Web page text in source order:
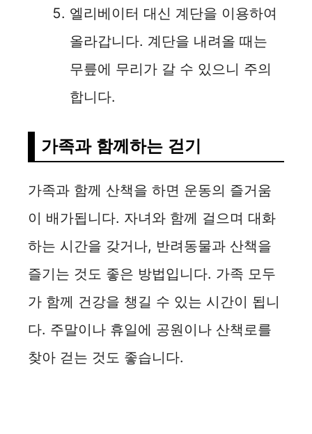
엘리베이터 대신 계단을 이용하여
올라갑니다. 계단을 내려올 때는
무릎에 무리가 갈 수 있으니 주의
합니다.
가족과 함께하는 걷기
가족과 함께 산책을 하면 운동의 즐거움
이 배가됩니다. 자녀와 함께 걸으며 대화
하는 시간을 갖거나, 반려동물과 산책을
즐기는 것도 좋은 방법입니다. 가족 모두
가 함께 건강을 챙길 수 있는 시간이 됩니
다. 주말이나 휴일에 공원이나 산책로를
찾아 걷는 것도 좋습니다.